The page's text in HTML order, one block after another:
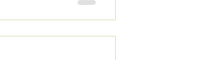
el aceite recién prensado,